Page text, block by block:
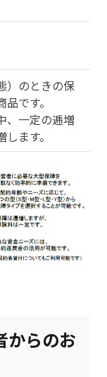
）のときの保
です。
、一定の逓増
ます。
からのお